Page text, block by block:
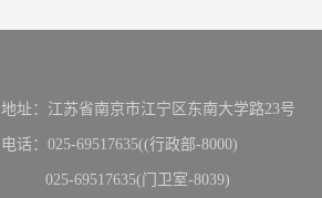
地址：江苏省南京市江宁区东南大学路23号
电话：025-69517635((行政部-8000)
025-69517635(门卫室-8039)